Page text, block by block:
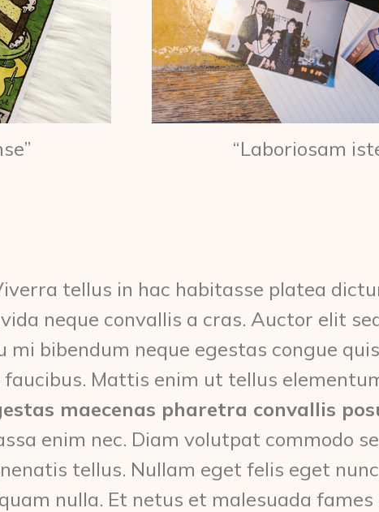
“Laboriosam
tellus in hac habitasse platea
neque convallis a cras. Auctor elit
mi bibendum neque egestas congue
Mattis enim ut tellus
maecenas pharetra convallis
enim nec. Diam volutpat commodo
tellus. Nullam eget felis eget
nulla. Et netus et malesuada fames